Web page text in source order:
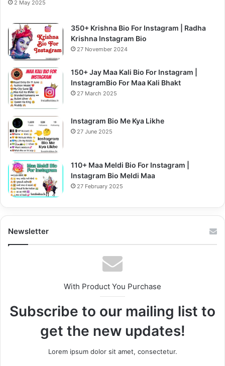
2 May 2025
350+ Krishna Bio For Instagram | Radha
Krishna Instagram Bio
27 November 2024
150+ Jay Maa Kali Bio For Instagram |
InstagramBio For Maa Kali Bhakt
27 March 2025
Instagram Bio Me Kya Likhe
27 June 2025
110+ Maa Meldi Bio For Instagram |
Instagram Bio Meldi Maa
27 February 2025
Newsletter
With Product You Purchase
Subscribe to our mailing list to
get the new updates!
Lorem ipsum dolor sit amet, consectetur.